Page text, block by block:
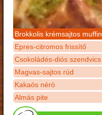
Brokkolis krémsajtos muffin
Epres-citromos frissítő
Csokoládés-diós szendvics
Magvas-sajtos rúd
Kakaós néró
Almás pite